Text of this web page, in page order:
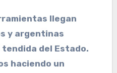
llegan
y argentinas
del Estado.
haciendo un